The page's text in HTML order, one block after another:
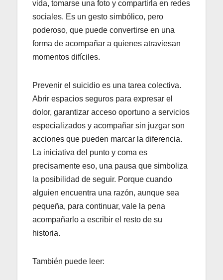
vida, tomarse una foto y compartirla en redes
sociales. Es un gesto simbólico, pero
poderoso, que puede convertirse en una
forma de acompañar a quienes atraviesan
momentos difíciles.
Prevenir el suicidio es una tarea colectiva.
Abrir espacios seguros para expresar el
dolor, garantizar acceso oportuno a servicios
especializados y acompañar sin juzgar son
acciones que pueden marcar la diferencia.
La iniciativa del punto y coma es
precisamente eso, una pausa que simboliza
la posibilidad de seguir. Porque cuando
alguien encuentra una razón, aunque sea
pequeña, para continuar, vale la pena
acompañarlo a escribir el resto de su
historia.
También puede leer: